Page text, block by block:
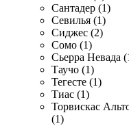
Сантадер (1)
Севилья (1)
Сиджес (2)
Сомо (1)
Сьерра Невада
Таучо (1)
Тегесте (1)
Тиас (1)
Торвискас
(1)